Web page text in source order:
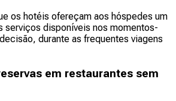
os hotéis ofereçam aos hóspedes um
serviços disponíveis nos momentos-
durante as frequentes viagens
em restaurantes sem